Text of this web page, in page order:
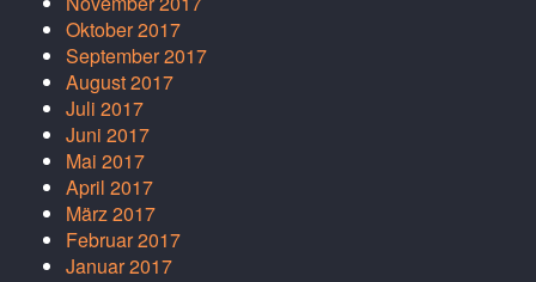
Oktober 2017
September 2017
August 2017
Juli 2017
Juni 2017
Mai 2017
April 2017
März 2017
Februar 2017
Januar 2017